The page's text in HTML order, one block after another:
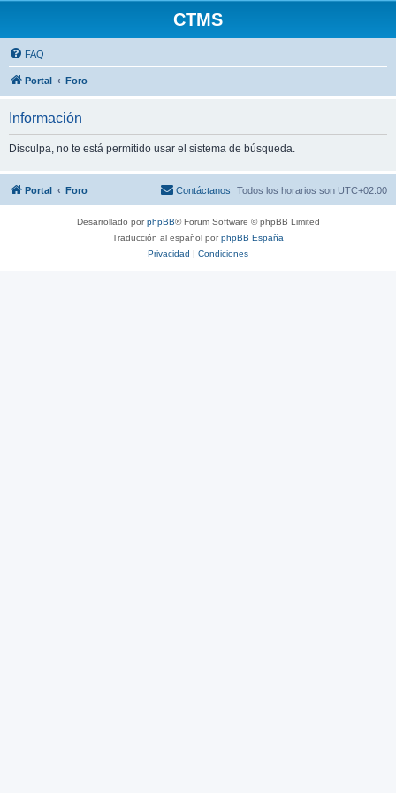
CTMS
FAQ
Portal Foro
Información
Disculpa, no te está permitido usar el sistema de búsqueda.
Portal Foro Todos los horarios son UTC+02:00
Contáctanos
Desarrollado porphpBB® Forum Software © phpBB Limited
Traducción al español porphpBB España
Privacidad | Condiciones